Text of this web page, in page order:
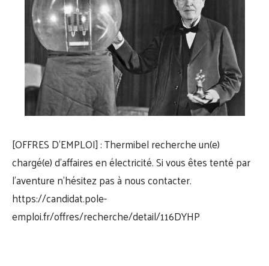
[OFFRES D’EMPLOI] : Thermibel recherche un(e)
chargé(e) d’affaires en électricité. Si vous êtes tenté par
l’aventure n’hésitez pas à nous contacter.
https://candidat.pole-
emploi.fr/offres/recherche/detail/116DYHP